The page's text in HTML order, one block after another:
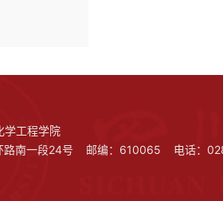
工程学院
路南一段24号 邮编：610065 电话：